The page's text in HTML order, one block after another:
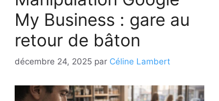
My Business : gare au
retour de bâton
décembre 24, 2025 par Céline Lambert